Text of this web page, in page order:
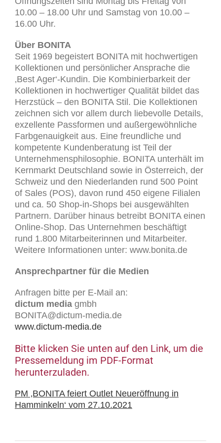
10.00 – 18.00 Uhr und Samstag von 10.00 –
16.00 Uhr.
Über BONITA
Seit 1969 begeistert BONITA mit hochwertigen
Kollektionen und persönlicher Ansprache die
‚Best Ager‘-Kundin. Die Kombinierbarkeit der
Kollektionen in hochwertiger Qualität bildet das
Herzstück – den BONITA Stil. Die Kollektionen
zeichnen sich vor allem durch liebevolle Details,
exzellente Passformen und außergewöhnliche
Farbgenauigkeit aus. Eine freundliche und
kompetente Kundenberatung ist Teil der
Unternehmensphilosophie. BONITA unterhält im
Kernmarkt Deutschland sowie in Österreich, der
Schweiz und den Niederlanden rund 500 Point
of Sales (POS), davon rund 450 eigene Filialen
und ca. 50 Shop-in-Shops bei ausgewählten
Partnern. Darüber hinaus betreibt BONITA einen
Online-Shop. Das Unternehmen beschäftigt
rund 1.800 Mitarbeiterinnen und Mitarbeiter.
Weitere Informationen unter: www.bonita.de
Ansprechpartner für die Medien
Anfragen bitte per E-Mail an:
dictum mediagmbh
BONITA@dictum-media.de
www.dictum-media.de
Bitte klicken Sie unten auf den Link, um die
Pressemeldung im PDF-Format
herunterzuladen.
PM ‚BONITA feiert Outlet Neueröffnung in
Hamminkeln‘ vom 27.10.2021